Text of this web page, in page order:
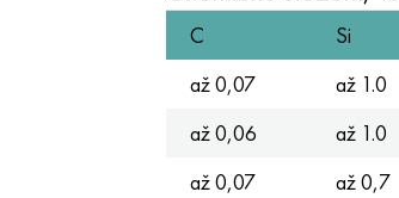
C Si
až 0,07
až 1.0
až 0,06
až 1.0
až 0,07
až 0,7